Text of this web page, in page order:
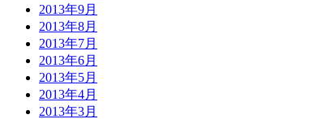
2013年9月
2013年8月
2013年7月
2013年6月
2013年5月
2013年4月
2013年3月